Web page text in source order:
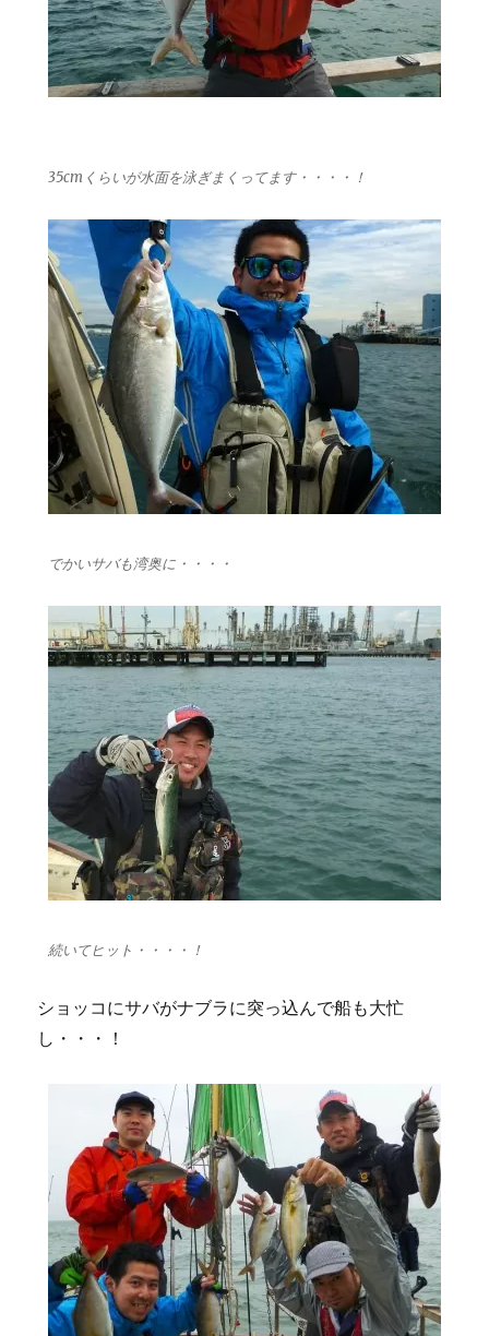
35cmくらいが水面を泳ぎまくってます・・・・！
でかいサバも湾奥に・・・・
続いてヒット・・・・！
ショッコにサバがナブラに突っ込んで船も大忙
し・・・！